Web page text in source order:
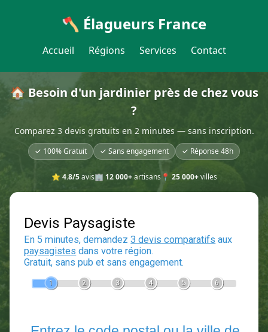
🪓 Élagueurs France
Accueil Régions Services Contact
🏠 Besoin d'un jardinier près de chez vous
?
Comparez 3 devis gratuits en 2 minutes — sans inscription.
✓ 100% Gratuit ✓ Sans engagement ✓ Réponse 48h
⭐ 4.8/5avis🏢 12 000+artisans📍 25 000+villes
Devis Paysagiste
En 5 minutes, demandez3 devis comparatifs